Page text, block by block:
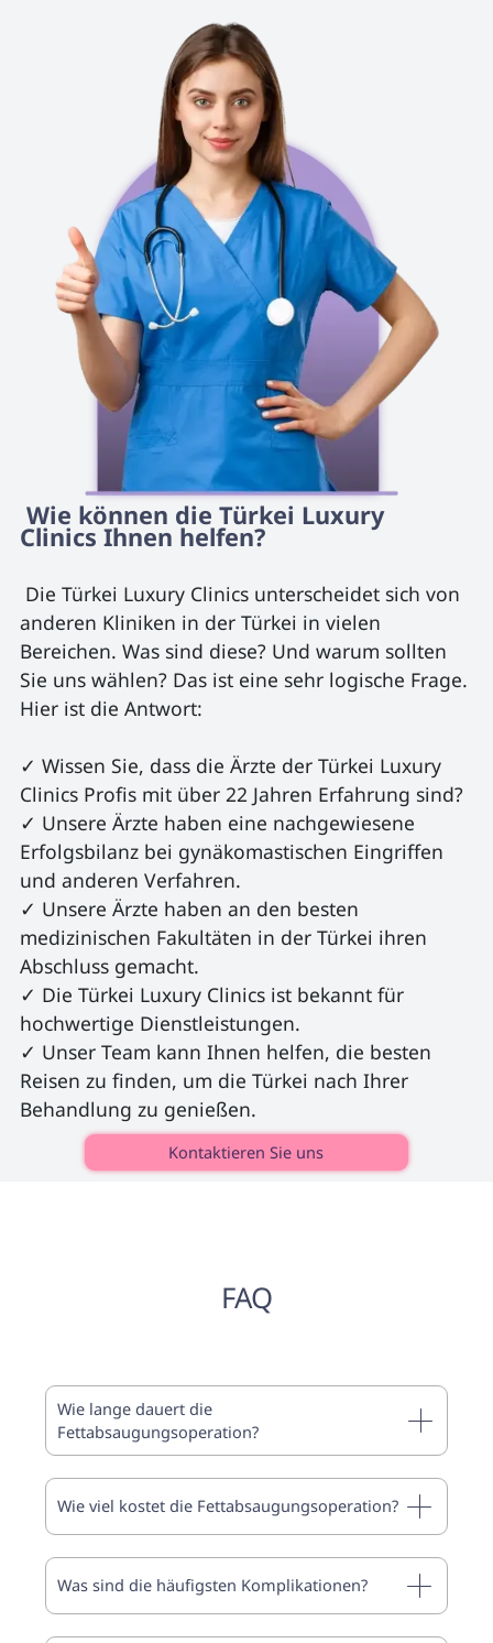
Clinics Ihnen helfen?
anderen Kliniken in der Türkei in vielen
Bereichen. Was sind diese? Und warum sollten
Sie uns wählen? Das ist eine sehr logische Frage.
Hier ist die Antwort:
✓ Wissen Sie, dass die Ärzte der Türkei Luxury
Clinics Profis mit über 22 Jahren Erfahrung sind?
✓ Unsere Ärzte haben eine nachgewiesene
Erfolgsbilanz bei gynäkomastischen Eingriffen
und anderen Verfahren.
✓ Unsere Ärzte haben an den besten
medizinischen Fakultäten in der Türkei ihren
Abschluss gemacht.
✓ Die Türkei Luxury Clinics ist bekannt für
hochwertige Dienstleistungen.
✓ Unser Team kann Ihnen helfen, die besten
Reisen zu finden, um die Türkei nach Ihrer
Behandlung zu genießen.
Kontaktieren Sie uns
FAQ
Wie lange dauert die
Fettabsaugungsoperation?
Wie viel kostet die Fettabsaugungsoperation?
Was sind die häufigsten Komplikationen?